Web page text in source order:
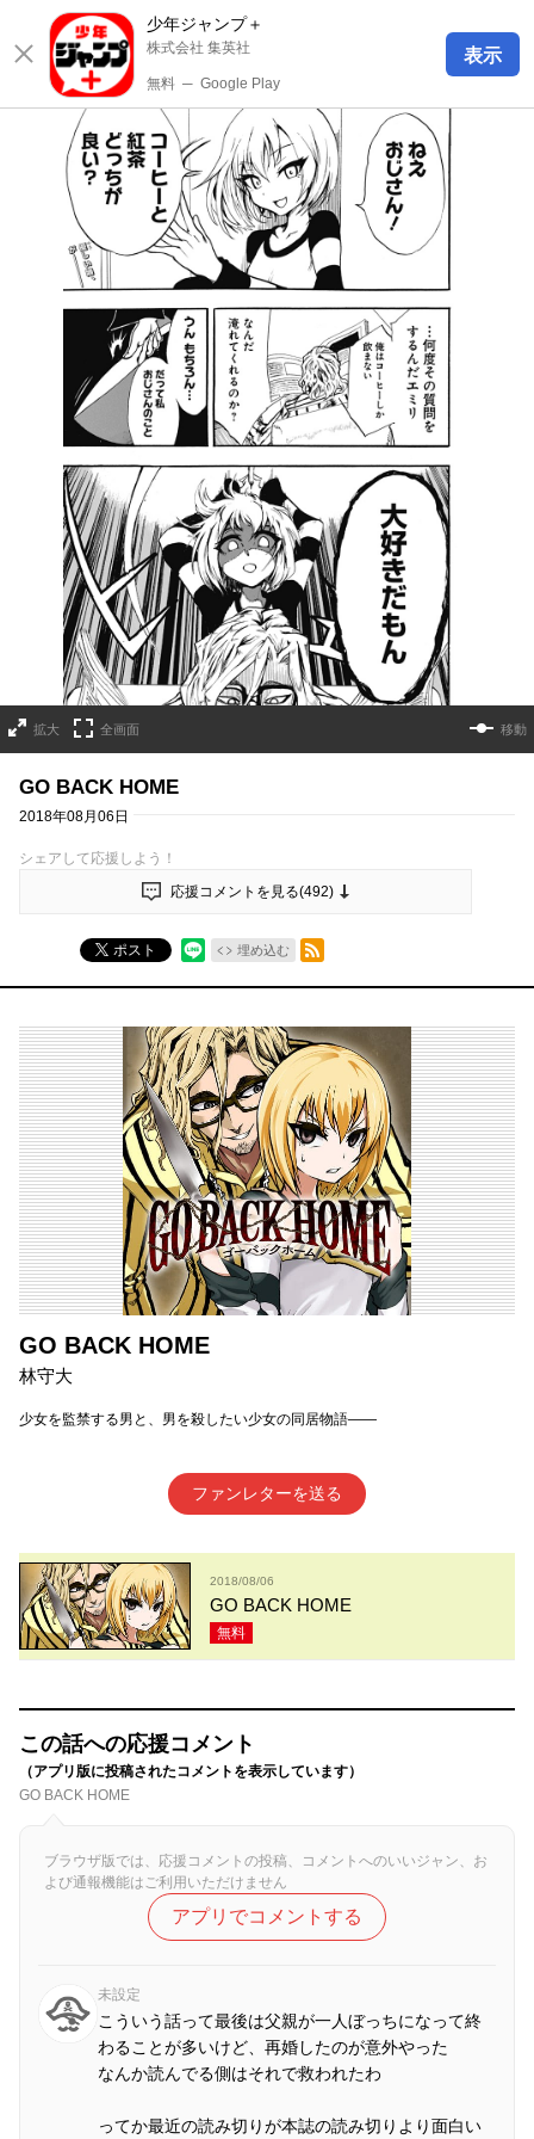
少年ジャンプ＋
株式会社 集英社
無料 ─ Google Play
表示
拡大 全画面 移動
GO BACK HOME
2018年08月06日
シェアして応援しよう！
応援コメントを見る(492)
ポスト 埋め込む
RSSフィード
GO BACK HOME
林守大
少女を監禁する男と、男を殺したい少女の同居物語——
ファンレターを送る
2018/08/06
GO BACK HOME
無料
この話への応援コメント
（アプリ版に投稿されたコメントを表示しています）
GO BACK HOME
ブラウザ版では、応援コメントの投稿、コメントへのいいジャン、お
よび通報機能はご利用いただけません
アプリでコメントする
未設定
こういう話って最後は父親が一人ぼっちになって終
わることが多いけど、再婚したのが意外やった
なんか読んでる側はそれで救われたわ
ってか最近の読み切りが本誌の読み切りより面白い